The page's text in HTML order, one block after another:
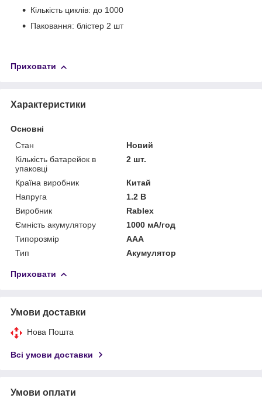
Кількість циклів: до 1000
Паковання: блістер 2 шт
Приховати
Характеристики
Основні
Стан
Новий
Кількість батарейок в
упаковці
2 шт.
Країна виробник
Китай
Напруга
1.2 В
Виробник
Rablex
Ємність акумулятору
1000 мА/год
Типорозмір
AAA
Тип
Акумулятор
Приховати
Умови доставки
Нова Пошта
Всі умови доставки
Умови оплати